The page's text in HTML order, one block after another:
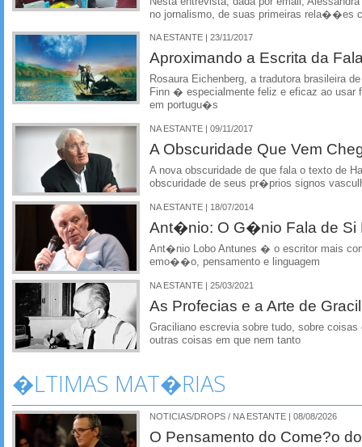
no jornalismo, de suas primeiras rela��es
NA ESTANTE | 23/11/2017
Aproximando a Escrita da
Rosaura Eichenberg, a tradutora brasileira
Finn � especialmente feliz e eficaz ao usar
em portugu�s
NA ESTANTE | 09/11/2017
A Obscuridade Que Vem
A nova obscuridade de que fala o texto de
obscuridade de seus pr�prios signos
NA ESTANTE | 18/07/2014
Ant�nio: O G�nio Fala de Si
Ant�nio Lobo Antunes � o escritor mais
emo��o, pensamento e linguagem
NA ESTANTE | 25/03/2021
As Profecias e a Arte de
Graciliano escrevia sobre tudo, sobre
outras coisas em que nem tanto
�LTIMAS MAT�RIAS
NOTICIAS/DROPS / NA ESTANTE | 08/08/2026
O Pensamento do Come?o